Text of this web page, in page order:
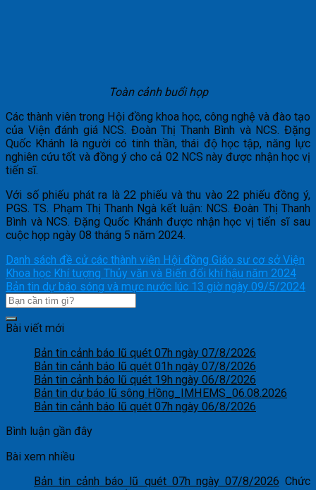
Toàn cảnh buổi họp
Các thành viên trong Hội đồng khoa học, công nghệ và đào tạo
của Viện đánh giá NCS. Đoàn Thị Thanh Bình và NCS. Đặng
Quốc Khánh là người có tinh thần, thái độ học tập, năng lực
nghiên cứu tốt và đồng ý cho cả 02 NCS này được nhận học vị
tiến sĩ.
Với số phiếu phát ra là 22 phiếu và thu vào 22 phiếu đồng ý,
PGS. TS. Phạm Thị Thanh Ngà kết luận: NCS. Đoàn Thị Thanh
Bình và NCS. Đặng Quốc Khánh được nhận học vị tiến sĩ sau
cuộc họp ngày 08 tháng 5 năm 2024.
Danh sách đề cử các thành viên Hội đồng Giáo sư cơ sở Viện
Khoa học Khí tượng Thủy văn và Biến đổi khí hậu năm 2024
Bản tin dự báo sóng và mực nước lúc 13 giờ ngày 09/5/2024
Bài viết mới
Bản tin cảnh báo lũ quét 07h ngày 07/8/2026
Bản tin cảnh báo lũ quét 01h ngày 07/8/2026
Bản tin cảnh báo lũ quét 19h ngày 06/8/2026
Bản tin dự báo lũ sông Hồng_IMHEMS_06.08.2026
Bản tin cảnh báo lũ quét 07h ngày 06/8/2026
Bình luận gần đây
Bài xem nhiều
Bản tin cảnh báo lũ quét 07h ngày 07/8/2026 Chức